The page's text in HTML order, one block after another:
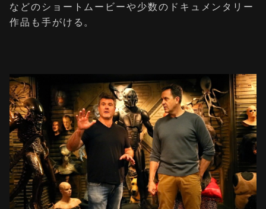
などのショートムービーや少数のドキュメンタリー
作品も手がける。